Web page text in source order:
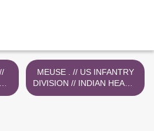
MEUSE . // US INFANTRY
DIVISION // INDIAN HEAD //
TÊTE D ' INDIEN >